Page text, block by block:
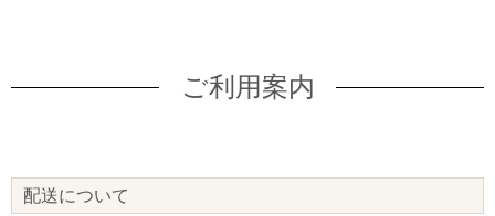
ご利用案内
配送について